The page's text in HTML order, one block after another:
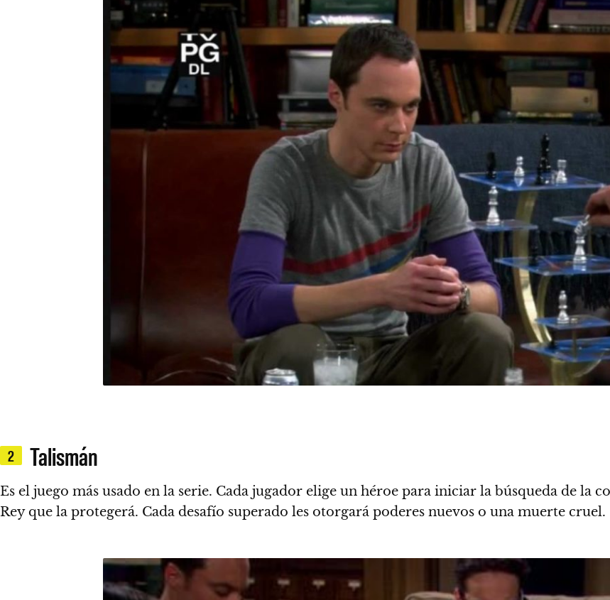
2 Talismán
Es el juego más usado en la serie. Cada jugador elige un héroe para iniciar la búsqueda de la
Rey que la protegerá. Cada desafío superado les otorgará poderes nuevos o una muerte cruel.